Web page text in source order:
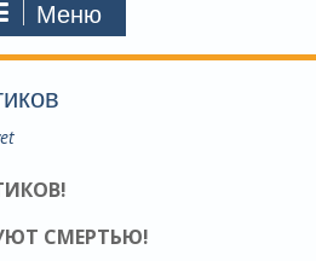
Меню
СМЕРТЬЮ!